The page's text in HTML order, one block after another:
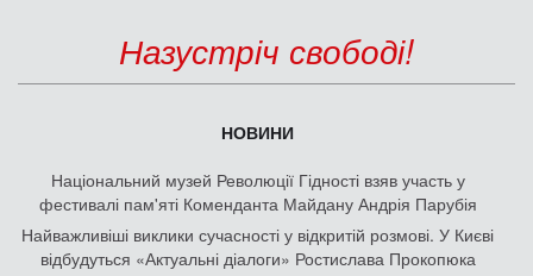
Назустріч свободі!
НОВИНИ
Національний музей Революції Гідності взяв участь у
фестивалі пам'яті Коменданта Майдану Андрія Парубія
Найважливіші виклики сучасності у відкритій розмові. У Києві
відбудуться «Актуальні діалоги» Ростислава Прокопюка